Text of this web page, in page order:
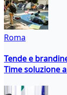
Roma
Tende e
Time soluzione